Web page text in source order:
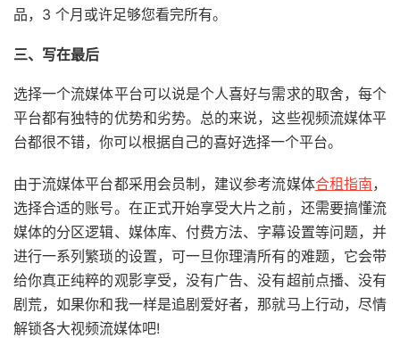
品，3 个月或许足够您看完所有。
三、写在最后
选择一个流媒体平台可以说是个人喜好与需求的取舍，每个
平台都有独特的优势和劣势。总的来说，这些视频流媒体平
台都很不错，你可以根据自己的喜好选择一个平台。
由于流媒体平台都采用会员制，建议参考流媒体合租指南，
选择合适的账号。在正式开始享受大片之前，还需要搞懂流
媒体的分区逻辑、媒体库、付费方法、字幕设置等问题，并
进行一系列繁琐的设置，可一旦你理清所有的难题，它会带
给你真正纯粹的观影享受，没有广告、没有超前点播、没有
剧荒，如果你和我一样是追剧爱好者，那就马上行动，尽情
解锁各大视频流媒体吧!